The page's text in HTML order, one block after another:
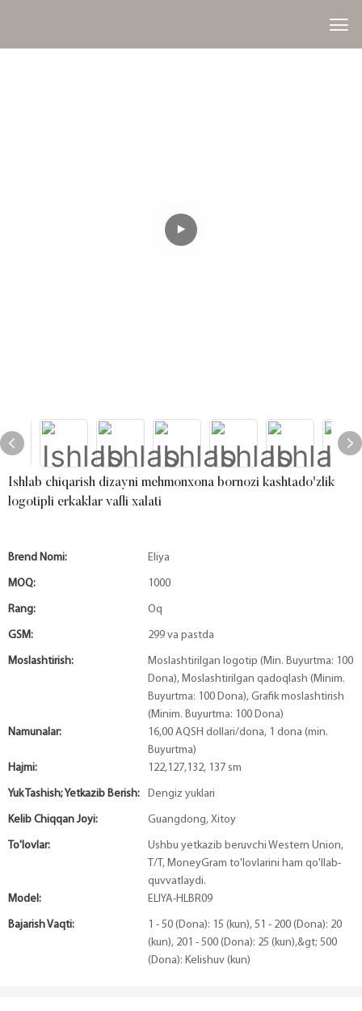
Ishlab chiqarish dizayni mehmonxona bornozi kashtado'zlik
logotipli erkaklar vafli xalati
Brend Nomi: Eliya
MOQ: 1000
Rang: Oq
GSM: 299 va pastda
Moslashtirish:
Moslashtirilgan logotip (Min. Buyurtma: 100
Dona), Moslashtirilgan qadoqlash (Minim.
Buyurtma: 100 Dona), Grafik moslashtirish
(Minim. Buyurtma: 100 Dona)
Namunalar:
16,00 AQSH dollari/dona, 1 dona (min.
Buyurtma)
Hajmi:
122,127,132, 137 sm
Yuk Tashish; Yetkazib Berish: Dengiz yuklari
Kelib Chiqqan Joyi: Guangdong, Xitoy
To'lovlar:
Ushbu yetkazib beruvchi Western Union,
T/T, MoneyGram to'lovlarini ham qo'llab-
quvvatlaydi.
Model:
ELIYA-HLBR09
Bajarish Vaqti:
1 - 50 (Dona): 15 (kun), 51 - 200 (Dona): 20
(kun), 201 - 500 (Dona): 25 (kun),&gt; 500
(Dona): Kelishuv (kun)